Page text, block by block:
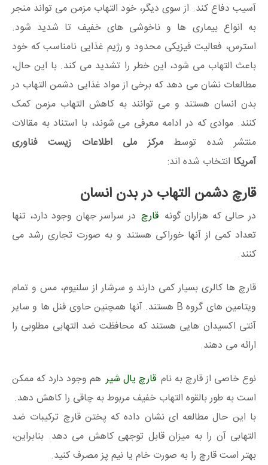
آسیب دفاع کند. از سوی دیگر، خود التهاب مزمن می تواند منجر
به انواع بیماری ها و ناخوشی های خفیف تا شدید شود.
استرس، فعالیت فیزیکی محدود و رژیم غذایی نامناسب که خود
باعث التهاب می شود، این خطر را تشدید می کند. با این حال،
مطالعات نشان می دهد که برخی از مواد غذایی دشمن التهاب در
بدن انسان هستند و می توانند به کاهش التهاب مزمن کمک
کنند. موادی که در ادامه معرفی می شوند، با استناد به مقالات
منتشر شده توسطمرکز ملی اطلاعات زیست فناوری
آمریکا انتخاب شده اند:
قارچ دشمن التهاب در بدن انسان
در حالی که هزاران گونه قارچ در سراسر جهان وجود دارد، تنها
تعداد کمی از آنها خوراکی هستند و به صورت تجاری رشد می
کنند.
قارچ ها کالری بسیار کمی دارند و سرشار از سلنیوم، مس و تمام
ویتامین های گروه B هستند. آنها همچنین حاوی فنل ها و سایر
آنتی اکسیدان هایی هستند که محافظت ضد التهابی مطلوبی را
ارائه می دهند.
نوع خاصی از قارچ به نام قارچ یال شیر هم وجود دارد که ممکن
است به طور بالقوه التهاب خفیف مربوط به چاقی را کاهش دهد.
با این حال مطالعه ای نشان داده که پختن قارچ ترکیبات ضد
التهابی آن را به میزان قابل توجهی کاهش می دهد. بنابراین،
بهتر است قارچ را به صورت خام یا نیم پز مصرف کنید.